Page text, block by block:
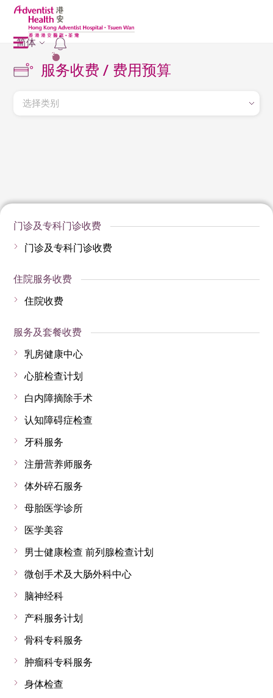
2
简体
服务收费 / 费用预算
选择类别
门诊及专科门诊收费
门诊及专科门诊收费
住院服务收费
住院收费
服务及套餐收费
乳房健康中心
心脏检查计划
白内障摘除手术
认知障碍症检查
牙科服务
注册营养师服务
体外碎石服务
母胎医学诊所
医学美容
男士健康检查 前列腺检查计划
微创手术及大肠外科中心
脑神经科
产科服务计划
骨科专科服务
肿瘤科专科服务
身体检查